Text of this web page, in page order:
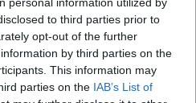
to third parties prior to
opt-out of the further
by third parties on the
This information may
parties on the IAB’s List of